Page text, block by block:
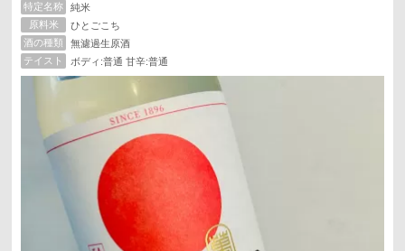
特定名称
純米
原料米
ひとごこち
酒の種類
無濾過生原酒
テイスト
ボディ:普通 甘辛:普通